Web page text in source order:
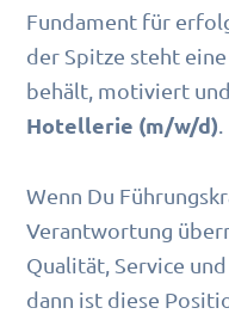
Fundament für
der Spitze steht
behält, motiviert
Hotellerie (m/w/d)
Wenn Du
Verantwortung
Qualität, Service
dann ist diese